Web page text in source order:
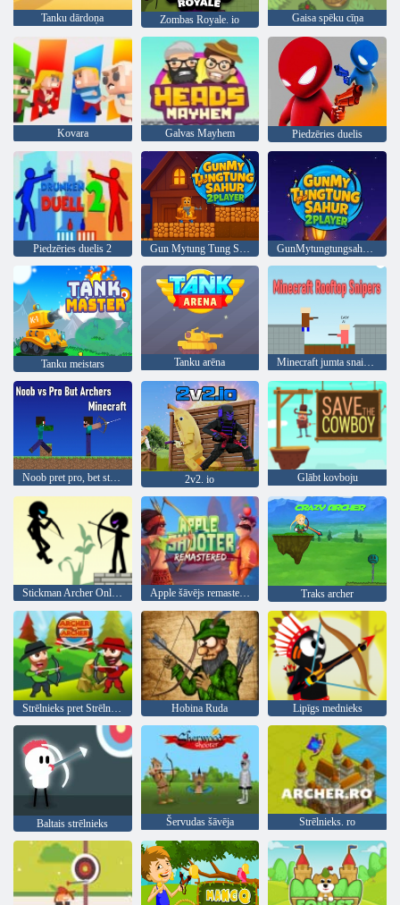
Tanku dārdoņa Zombas Royale. io Gaisa spēku cīņa
Kovara Galvas Mayhem Piedzēries duelis
Piedzēries duelis 2 Gun Mytung Tung Sahur 2 spēlētājs GunMytungtungsahur 2player
Tanku meistars Tanku arēna Minecraft jumta snaiperi
Noob pret pro, bet strēlnieki minecraft 2v2. io Glābt kovboju
Stickman Archer Online 4 Apple šāvējs remasterēts Traks archer
Strēlnieks pret Strēlnieku Hobina Ruda Lipīgs mednieks
Baltais strēlnieks Šervudas šāvēja Strēlnieks. ro